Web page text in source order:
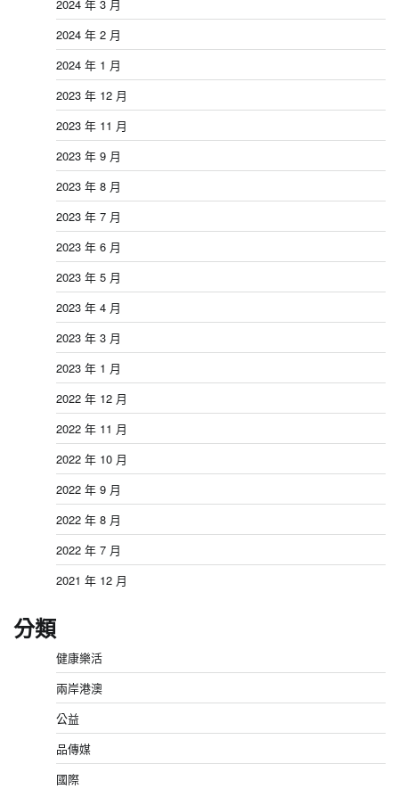
2024 年 3 月
2024 年 2 月
2024 年 1 月
2023 年 12 月
2023 年 11 月
2023 年 9 月
2023 年 8 月
2023 年 7 月
2023 年 6 月
2023 年 5 月
2023 年 4 月
2023 年 3 月
2023 年 1 月
2022 年 12 月
2022 年 11 月
2022 年 10 月
2022 年 9 月
2022 年 8 月
2022 年 7 月
2021 年 12 月
分類
健康樂活
兩岸港澳
公益
品傳媒
國際